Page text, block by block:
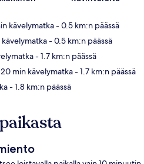
kävelymatka- 0.5 km:n päässä
- 0.5 km:n päässä
- 1.7 km:n päässä
min kävelymatka- 1.7 km:n päässä
- 1.8 km:n päässä